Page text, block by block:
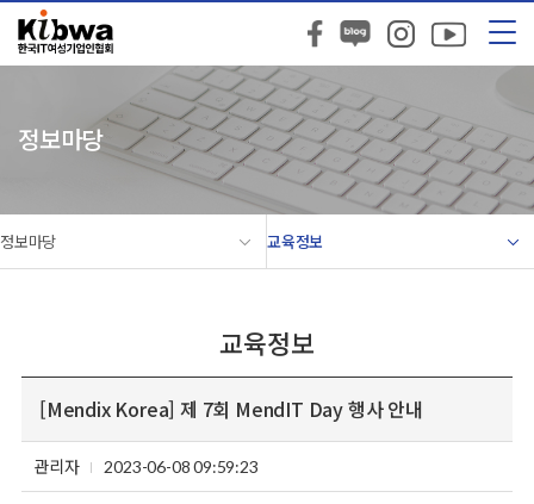
정보마당
정보마당 교육정보
교육정보
[Mendix Korea] 제 7회 MendIT Day 행사 안내
관리자 2023-06-08 09:59:23